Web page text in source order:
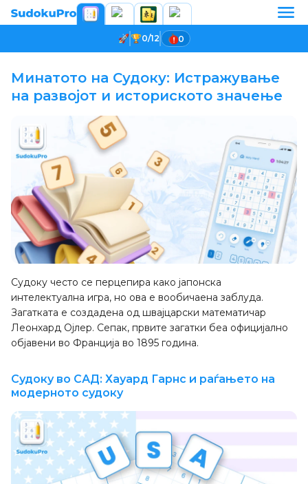
0/12 0
Минатото на Судоку: Истражување
на развојот и историското значење
Судоку често се перцепира како јапонска
интелектуална игра, но ова е вообичаена заблуда.
Загатката е создадена од швајцарски математичар
Леонхард Ојлер. Сепак, првите загатки беа официјално
објавени во Франција во 1895 година.
Судоку во САД: Хауард Гарнс и раѓањето на
модерното судоку